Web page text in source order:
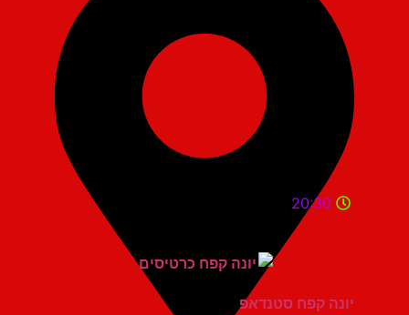
20:30
יונה קפח סטנדאפ